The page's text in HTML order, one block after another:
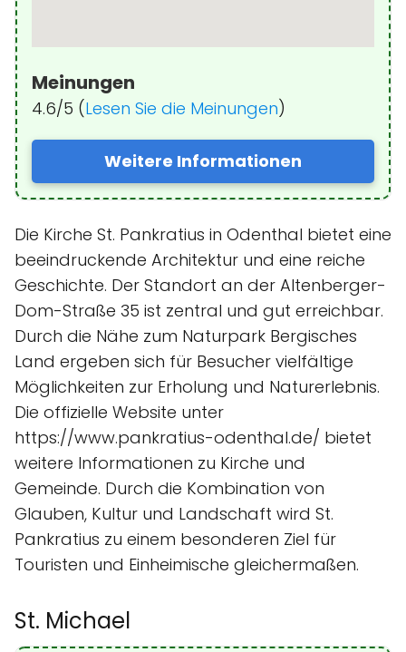
Meinungen
4.6/5 (Lesen Sie die Meinungen)
Weitere Informationen
Die Kirche St. Pankratius in Odenthal bietet eine
beeindruckende Architektur und eine reiche
Geschichte. Der Standort an der Altenberger-
Dom-Straße 35 ist zentral und gut erreichbar.
Durch die Nähe zum Naturpark Bergisches
Land ergeben sich für Besucher vielfältige
Möglichkeiten zur Erholung und Naturerlebnis.
Die offizielle Website unter
https://www.pankratius-odenthal.de/ bietet
weitere Informationen zu Kirche und
Gemeinde. Durch die Kombination von
Glauben, Kultur und Landschaft wird St.
Pankratius zu einem besonderen Ziel für
Touristen und Einheimische gleichermaßen.
St. Michael